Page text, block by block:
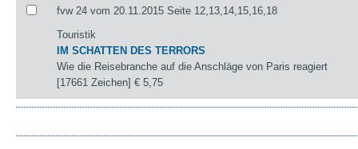
fvw 24 vom 20.11.2015 Seite 12,13,14,15,16,18
Touristik
IM SCHATTEN DES TERRORS
Wie die Reisebranche auf die Anschläge von Paris reagiert
[17661 Zeichen]€ 5,75